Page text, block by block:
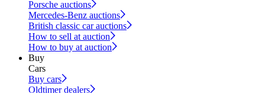
Porsche auctions
Mercedes-Benz auctions
British classic car auctions
How to sell at auction
How to buy at auction
Buy
Cars
Buy cars
Oldtimer dealers